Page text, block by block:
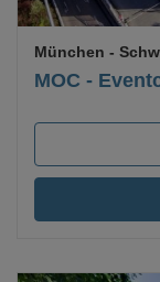
MOC -
München -